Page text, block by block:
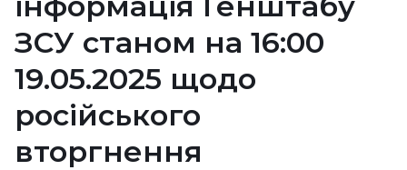
ЗСУ станом на 16:00
19.05.2025 щодо
російського
вторгнення